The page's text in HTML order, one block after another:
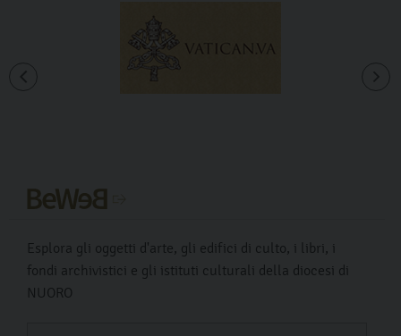
Esplora gli oggetti d'arte, gli edifici di culto, i libri, i
fondi archivistici e gli istituti culturali della diocesi di
NUORO